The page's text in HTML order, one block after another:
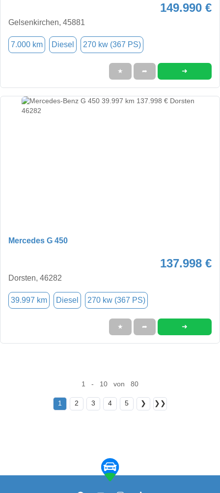
149.990 €
Gelsenkirchen, 45881
7.000 km Diesel 270 kw (367 PS)
★ ➦ ➜
Mercedes G 450
137.998 €
Dorsten, 46282
39.997 km Diesel 270 kw (367 PS)
★ ➦ ➜
1 - 10 von 80
1 2 3 4 5 ❯ ❯❯